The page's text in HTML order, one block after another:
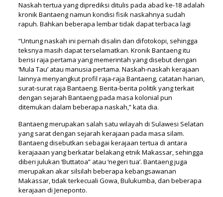
Naskah tertua yang diprediksi ditulis pada abad ke-18 adalah
kronik Bantaeng namun kondisi fisik naskahnya sudah
rapuh. Bahkan beberapa lembar tidak dapat terbaca lagi
“Untung naskah ini pernah disalin dan difotokopi, sehingga
teksnya masih dapat terselamatkan. Kronik Bantaeng itu
berisi raja pertama yang memerintah yang disebut dengan
‘Mula Tau’ atau manusia pertama. Naskah-naskah kerajaan
lainnya menyangkut profil raja-raja Bantaeng, catatan harian,
surat-surat raja Bantaeng. Berita-berita politik yang terkait
dengan sejarah Bantaeng pada masa kolonial pun
ditemukan dalam beberapa naskah,” kata dia.
Bantaeng merupakan salah satu wilayah di Sulawesi Selatan
yang sarat dengan sejarah kerajaan pada masa silam.
Bantaeng disebutkan sebagai kerajaan tertua di antara
kerajaaan yang berkatar belakang etnik Makassar, sehingga
diberi julukan ‘Buttatoa” atau ‘negeri tua’. Bantaeng juga
merupakan akar silsilah beberapa kebangsawanan
Makassar, tidak terkecuali Gowa, Bulukumba, dan beberapa
kerajaan di Jeneponto.